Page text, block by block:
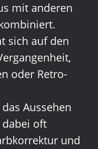
mit anderen
sich auf den
oder Retro-
Aussehen
oft
und